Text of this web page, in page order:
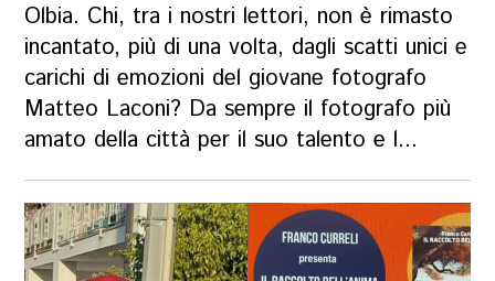
Olbia. Chi, tra i nostri lettori, non è rimasto
incantato, più di una volta, dagli scatti unici e
carichi di emozioni del giovane fotografo
Matteo Laconi? Da sempre il fotografo più
amato della città per il suo talento e l...